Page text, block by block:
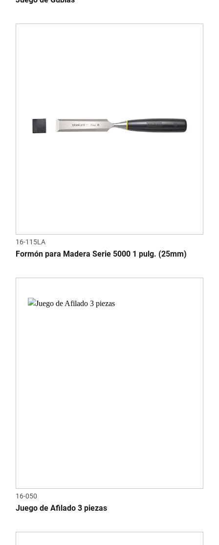
16-115LA
Formón para Madera Serie 5000 1 pulg. (25mm)
16-050
Juego de Afilado 3 piezas